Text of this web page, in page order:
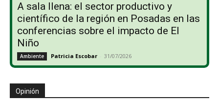
A sala llena: el sector productivo y
científico de la región en Posadas en las
conferencias sobre el impacto de El
Niño
Ambiente Patricia Escobar - 31/07/2026
Opinión